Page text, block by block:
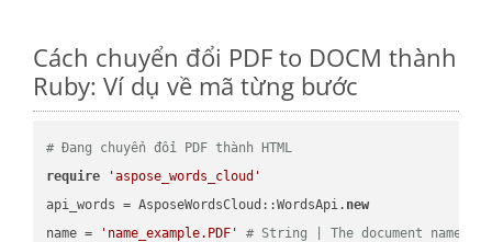
Cách chuyển đổi PDF to DOCM thành
Ruby: Ví dụ về mã từng bước
# Đang chuyển đổi PDF thành HTML
require
'aspose_words_cloud'
api_words = AsposeWordsCloud::WordsApi. new
name =
'name_example.PDF' # String | The document name.